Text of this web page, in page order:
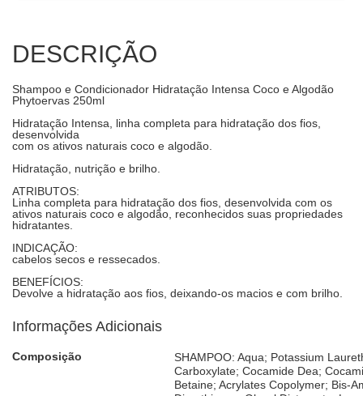
DESCRIÇÃO
Shampoo e Condicionador Hidratação Intensa Coco e Algodão
Phytoervas 250ml
Hidratação Intensa, linha completa para hidratação dos fios,
desenvolvida
com os ativos naturais coco e algodão.
Hidratação, nutrição e brilho.
ATRIBUTOS:
Linha completa para hidratação dos fios, desenvolvida com os
ativos naturais coco e algodão, reconhecidos suas propriedades
hidratantes.
INDICAÇÃO:
cabelos secos e ressecados.
BENEFÍCIOS:
Devolve a hidratação aos fios, deixando-os macios e com brilho.
Informações Adicionais
Composição
SHAMPOO: Aqua; Potassium
Carboxylate; Cocamide Dea;
Betaine; Acrylates Copolymer; Bis-